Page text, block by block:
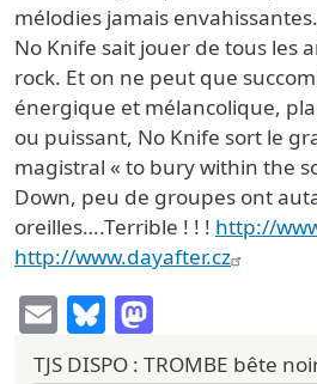
mélodies jamais
No Knife sait jouer de tous les
rock. Et on ne peut que
énergique et mélancolique,
ou puissant, No Knife sort le
magistral « to bury within the
Down, peu de groupes ont
oreilles….Terrible ! ! ! http://
http://www.dayafter.cz
EmailBluesky
TJS DISPO : TROMBE bête